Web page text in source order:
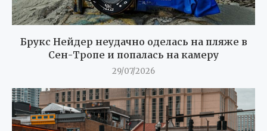
Брукс Нейдер неудачно оделась на пляже в
Сен-Тропе и попалась на камеру
29/07/2026